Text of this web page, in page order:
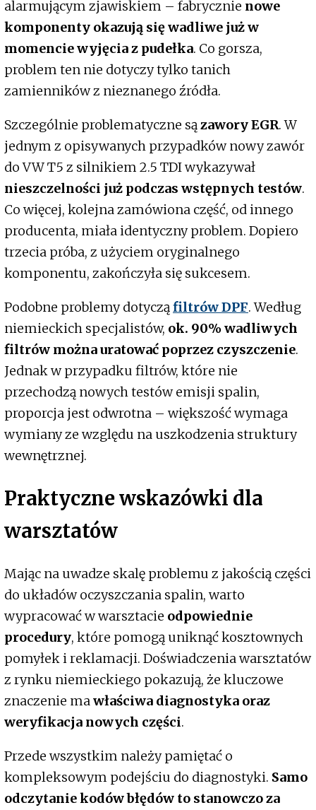
alarmującym zjawiskiem – fabrycznie nowe
komponenty okazują się wadliwe już w
momencie wyjęcia z pudełka. Co gorsza,
problem ten nie dotyczy tylko tanich
zamienników z nieznanego źródła.
Szczególnie problematyczne sązawory EGR. W
jednym z opisywanych przypadków nowy zawór
do VW T5 z silnikiem 2.5 TDI wykazywał
nieszczelności już podczas wstępnych testów.
Co więcej, kolejna zamówiona część, od innego
producenta, miała identyczny problem. Dopiero
trzecia próba, z użyciem oryginalnego
komponentu, zakończyła się sukcesem.
Podobne problemy dotycząfiltrów DPF. Według
niemieckich specjalistów, ok. 90% wadliwych
filtrów można uratować poprzez czyszczenie.
Jednak w przypadku filtrów, które nie
przechodzą nowych testów emisji spalin,
proporcja jest odwrotna – większość wymaga
wymiany ze względu na uszkodzenia struktury
wewnętrznej.
Praktyczne wskazówki dla
warsztatów
Mając na uwadze skalę problemu z jakością części
do układów oczyszczania spalin, warto
wypracować w warsztacie odpowiednie
procedury, które pomogą uniknąć kosztownych
pomyłek i reklamacji. Doświadczenia warsztatów
z rynku niemieckiego pokazują, że kluczowe
znaczenie mawłaściwa diagnostyka oraz
weryfikacja nowych części.
Przede wszystkim należy pamiętać o
kompleksowym podejściu do diagnostyki. Samo
odczytanie kodów błędów to stanowczo za